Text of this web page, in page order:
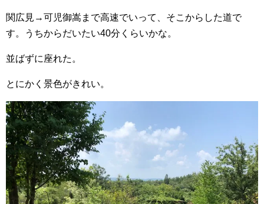
関広見→可児御嵩まで高速でいって、そこからした道で
す。うちからだいたい40分くらいかな。
並ばずに座れた。
とにかく景色がきれい。